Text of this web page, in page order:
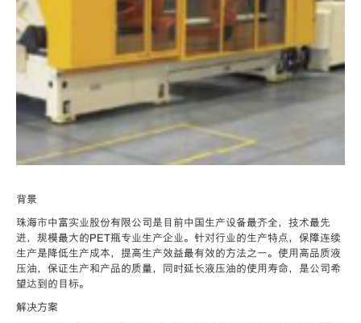
背景
珠海市中富实业股份有限公司是目前中国生产设备最齐全，技术最先
进，规模最大的PET瓶专业生产企业。针对行业的生产特点，保障连续
生产是降低生产成本，提高生产效益最有效的方法之一。使用高品质液
压油，保证生产和产品的质量，同时延长液压油的使用寿命，是公司希
望达到的目标。
解决方案